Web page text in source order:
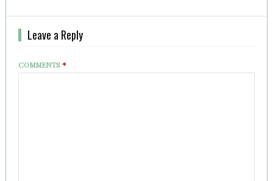
Leave a Reply
COMMENTS*